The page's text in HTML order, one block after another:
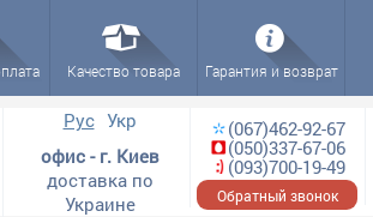
Качество товара Гарантия и возврат
Рус Укр
офис - г. Киев
доставка по
Украине
(067)462-92-67
(050)337-67-06
(093)700-19-49
Обратный звонок